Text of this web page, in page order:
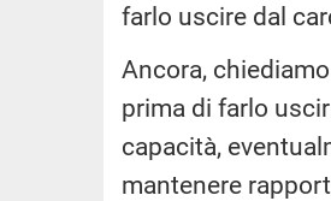
farlo uscire dal
Ancora,
prima di farlo
capacità,
mantenere